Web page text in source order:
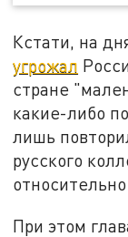
Кстати, на
угрожал
стране
какие-либо
лишь
русского
При этом